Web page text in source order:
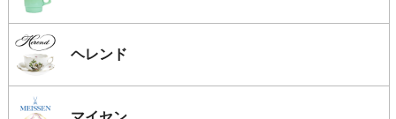
ヘレンド